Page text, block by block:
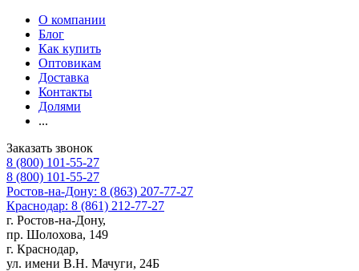
О компании
Блог
Как купить
Оптовикам
Доставка
Контакты
Долями
...
Заказать звонок
8 (800) 101-55-27
8 (800) 101-55-27
Ростов-на-Дону: 8 (863) 207-77-27
Краснодар: 8 (861) 212-77-27
г. Ростов-на-Дону,
пр. Шолохова, 149
г. Краснодар,
ул. имени В.Н. Мачуги, 24Б